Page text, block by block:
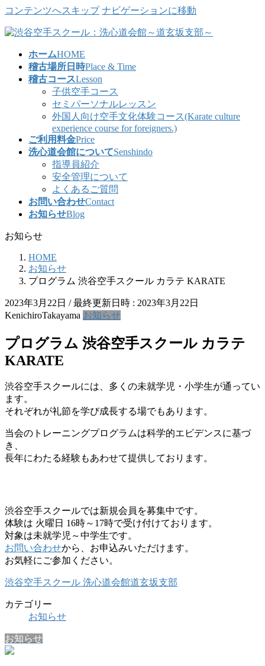
コンテンツへスキップ ナビゲーションに移動
ホームHOME
稽古場所日時Place & Time
稽古コースLesson
子供空手コース
セミパーソナルレッスン
外国人向け空手文化体験コース(Karate culture
experience course for foreigners.)
ご利用料金Price
洗心道会館についてSenshindo
指導員紹介
安全管理について
よくあるご質問
お問い合わせContact
お知らせBlog
お知らせ
HOME
お知らせ
プログラム 渋谷空手スクール カラテ KARATE
2023年3月22日 / 最終更新日時 : 2023年3月22日
KenichiroTakayama お知らせ
プログラム 渋谷空手スクール カラテ
KARATE
渋谷空手スクールには、多くの未就学児・小学生が通ってい
ます。
それぞれが礼節を学び成長する場でもあります。
当会のトレーニングプログラムは科学的エビデンスに基づ
き、
長年にわたる経験もあわせて提供しております。
渋谷空手スクールでは新規会員を募集中です。
体験は 火曜日 16時～17時で受け付けております。
対象は未就学児～中学生です。
お問い合わせから、お申込みいただけます。
お気軽にご参加ください。
渋谷空手スクール 洗心道会館道玄坂支部
カテゴリー
お知らせ
お知らせ